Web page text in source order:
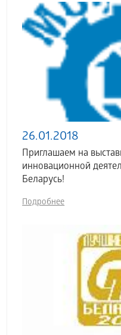
26.01.2018
Приглашаем на
инновационной
Беларусь!
Подробнее